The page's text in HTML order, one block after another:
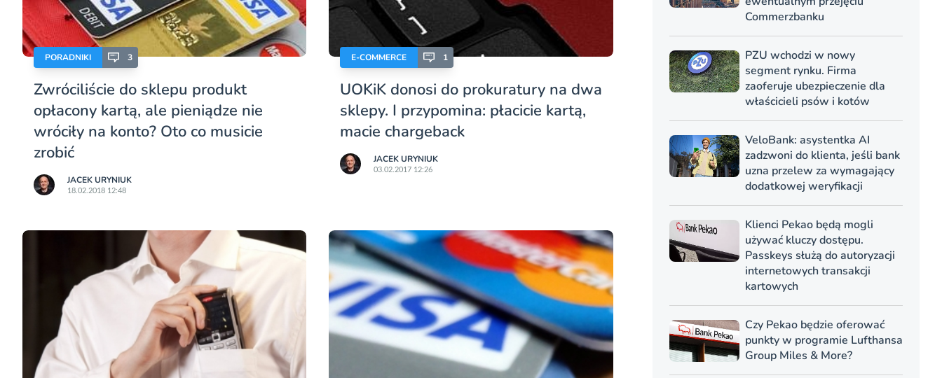
PORADNIKI 3
Zwróciliście do sklepu produkt
opłacony kartą, ale pieniądze nie
wróciły na konto? Oto co musicie
zrobić
JACEK URYNIUK
18.02.2018 12:48
E-COMMERCE 1
UOKiK donosi do prokuratury na dwa
sklepy. I przypomina: płacicie kartą,
macie chargeback
JACEK URYNIUK
03.02.2017 12:26
Commerzbanku
PZU wchodzi w nowy
segment rynku. Firma
zaoferuje ubezpieczenie dla
właścicieli psów i kotów
VeloBank: asystentka AI
zadzwoni do klienta, jeśli bank
uzna przelew za wymagający
dodatkowej weryfikacji
Klienci Pekao będą mogli
używać kluczy dostępu.
Passkeys służą do autoryzacji
internetowych transakcji
kartowych
Czy Pekao będzie oferować
punkty w programie Lufthansa
Group Miles & More?